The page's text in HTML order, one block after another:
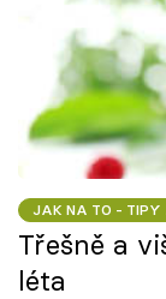
JAK NA TO - TIPY
Třešně a
léta